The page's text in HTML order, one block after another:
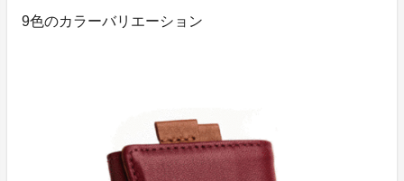
9色のカラーバリエーション